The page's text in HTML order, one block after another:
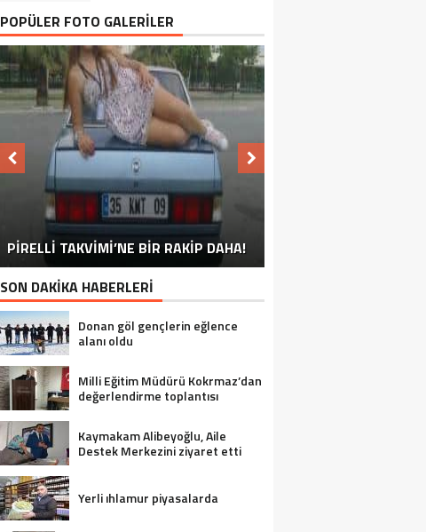
POPÜLER FOTO GALERİLER
PİRELLİ TAKVİMİ’NE BİR RAKİP DAHA!
EN İYİ ‘KURBAN BAYRAMI’ CAPSLERİ!
BUNU SÖYLEMEYEN ESNAF GÖRDÜNÜZ
MÜ?
FOTOĞRAFLARLA HIZAN
FOTOĞRAFLARLA BITLIS
FOTOĞRAFLARLA TATVAN
FOTOĞRAFLARLA GÜROYMAK
FOTOĞRAFLARLA AHLAT
FOTOĞRAFLARLA ADILCEVAZ
FOTOĞRAFLARLA MUTKI
SON DAKİKA HABERLERİ
Donan göl gençlerin eğlence
alanı oldu
Milli Eğitim Müdürü Kokrmaz’dan
değerlendirme toplantısı
Kaymakam Alibeyoğlu, Aile
Destek Merkezini ziyaret etti
Yerli ıhlamur piyasalarda